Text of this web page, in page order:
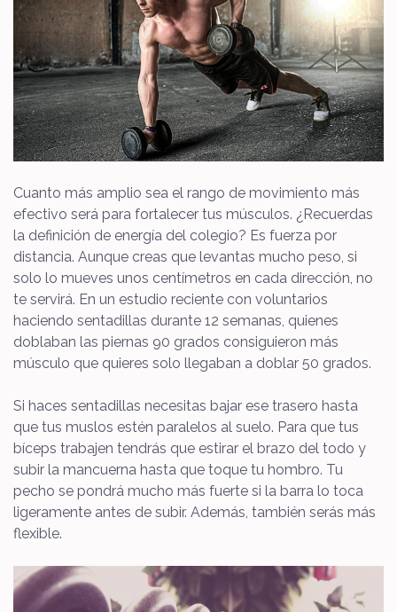
Cuanto más amplio sea el rango de movimiento más
efectivo será para fortalecer tus músculos. ¿Recuerdas
la definición de energía del colegio? Es fuerza por
distancia. Aunque creas que levantas mucho peso, si
solo lo mueves unos centímetros en cada dirección, no
te servirá. En un estudio reciente con voluntarios
haciendo sentadillas durante 12 semanas, quienes
doblaban las piernas 90 grados consiguieron más
músculo que quieres solo llegaban a doblar 50 grados.
Si haces sentadillas necesitas bajar ese trasero hasta
que tus muslos estén paralelos al suelo. Para que tus
bíceps trabajen tendrás que estirar el brazo del todo y
subir la mancuerna hasta que toque tu hombro. Tu
pecho se pondrá mucho más fuerte si la barra lo toca
ligeramente antes de subir. Además, también serás más
flexible.